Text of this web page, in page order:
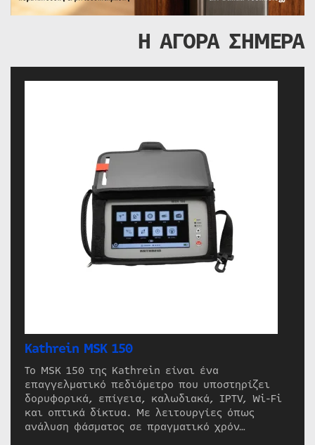
Η ΑΓΟΡΑ ΣΗΜΕΡΑ
Kathrein MSK 150
Το MSK 150 της Kathrein είναι ένα
επαγγελματικό πεδιόμετρο που υποστηρίζει
δορυφορικά, επίγεια, καλωδιακά, IPTV, Wi-Fi
και οπτικά δίκτυα. Με λειτουργίες όπως
ανάλυση φάσματος σε πραγματικό χρόν…